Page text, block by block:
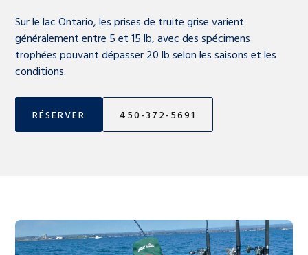
Sur le lac Ontario, les prises de truite grise varient
généralement entre 5 et 15 lb, avec des spécimens
trophées pouvant dépasser 20 lb selon les saisons et les
conditions.
RÉSERVER 450-372-5691